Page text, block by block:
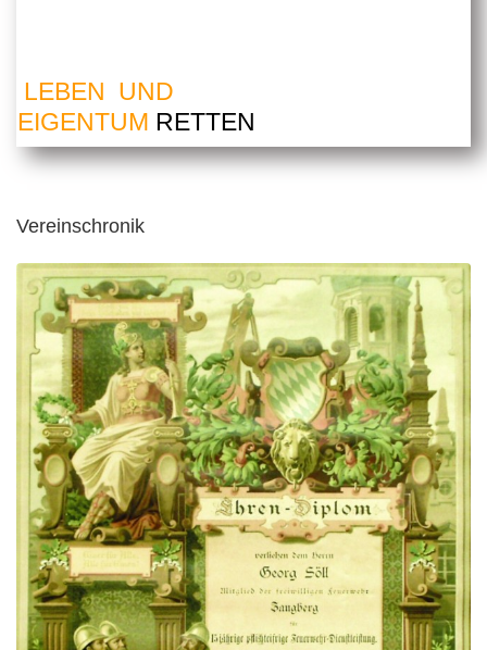
LEBEN UND
EIGENTUM RETTEN
Vereinschronik